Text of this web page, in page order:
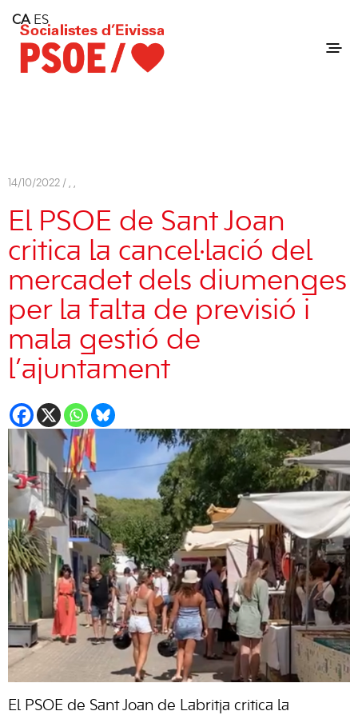
Consell Insular d'Eivissa
Services
Contact
14/10/2022 / , ,
El PSOE de Sant Joan
critica la cancel·lació del
mercadet dels diumenges
per la falta de previsió i
mala gestió de
l’ajuntament
El PSOE de Sant Joan de Labritja critica la
CA ES